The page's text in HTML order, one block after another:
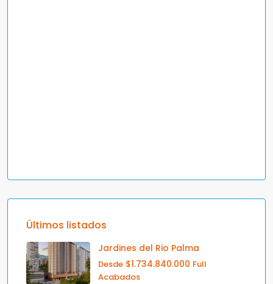
Últimos listados
Jardines del Rio Palma
Desde $1.734.840.000 Full
Acabados